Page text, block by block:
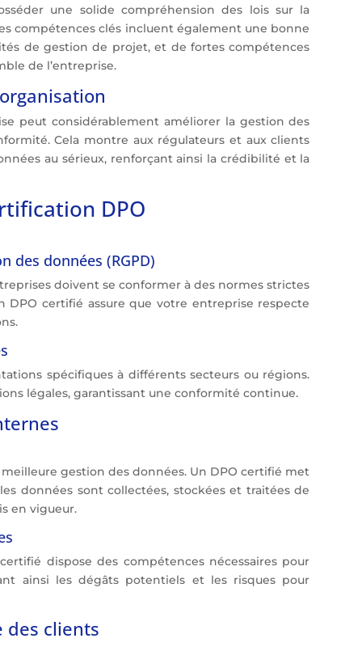
une solide compréhension des lois sur la
compétences clés incluent également une bonne
de gestion de projet, et de fortes compétences
de l’entreprise.
peut considérablement améliorer la gestion des
Cela montre aux régulateurs et aux clients
au sérieux, renforçant ainsi la crédibilité et la
DPO
des données (RGPD)
doivent se conformer à des normes strictes
certifié assure que votre entreprise respecte
spécifiques à différents secteurs ou régions.
légales, garantissant une conformité continue.
gestion des données. Un DPO certifié met
données sont collectées, stockées et traitées de
en vigueur.
dispose des compétences nécessaires pour
ainsi les dégâts potentiels et les risques pour
des clients